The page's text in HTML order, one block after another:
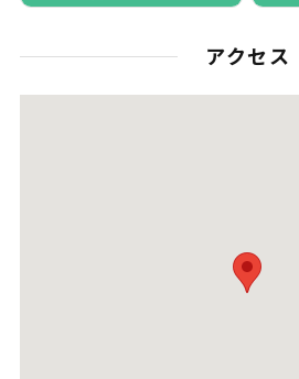
アクセス